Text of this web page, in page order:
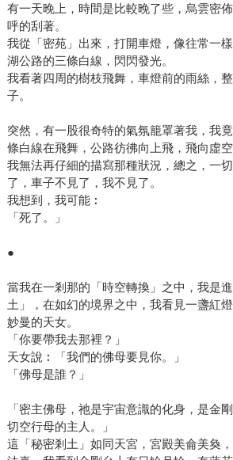
有一天晚上，時間是比較晚了些，烏雲密
呼的刮著。
我從「密苑」出來，打開車燈，像往常一
湖公路的三條白線，閃閃發光。
我看著四周的樹枝飛舞，車燈前的雨絲，
子。
突然，有一股很奇特的氣氛籠罩著我，我
條白線在飛舞，公路彷彿向上飛，飛向虛
我無法再仔細的描寫那種狀況，總之，一
了，車子不見了，我不見了。
我想到，我可能︰
「死了。」
●
當我在一剎那的「時空轉換」之中，我是
土」，在如幻的境界之中，我看見一盞紅
妙曼的天女。
「你要帶我去那裡？」
天女說︰「我們的佛母要見你。」
「佛母是誰？」
「密主佛母，祂是宇宙意識的化身，是金
切空行母的主人。」
這「秘密剎土」如同天宮，宮殿美侖美奐